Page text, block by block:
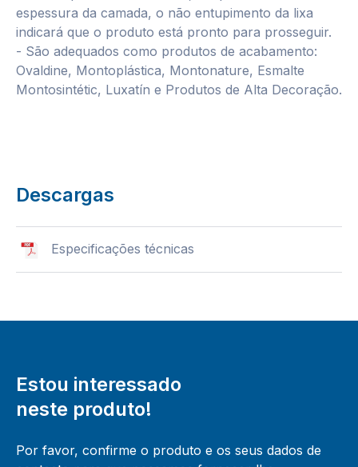
espessura da camada, o não entupimento da lixa
indicará que o produto está pronto para prosseguir.
- São adequados como produtos de acabamento:
Ovaldine, Montoplástica, Montonature, Esmalte
Montosintétic, Luxatín e Produtos de Alta Decoração.
Descargas
Especificações técnicas
Estou interessado
neste produto!
Por favor, confirme o produto e os seus dados de